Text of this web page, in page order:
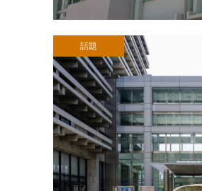
話題